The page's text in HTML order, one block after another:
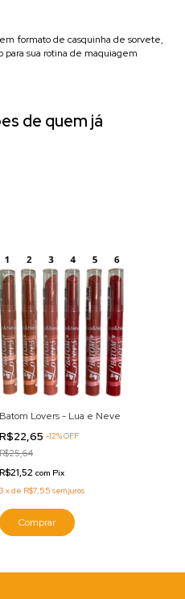
formato de casquinha de sorvete,
sua rotina de maquiagem
de quem já
Batom Lovers - Lua e Neve
R$22,65-12%OFF
R$25,64
R$21,52com Pix
3 xde R$7,55 sem juros
Comprar